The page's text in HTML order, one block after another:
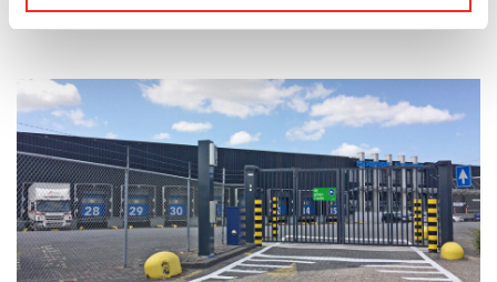
Onze andere solutions